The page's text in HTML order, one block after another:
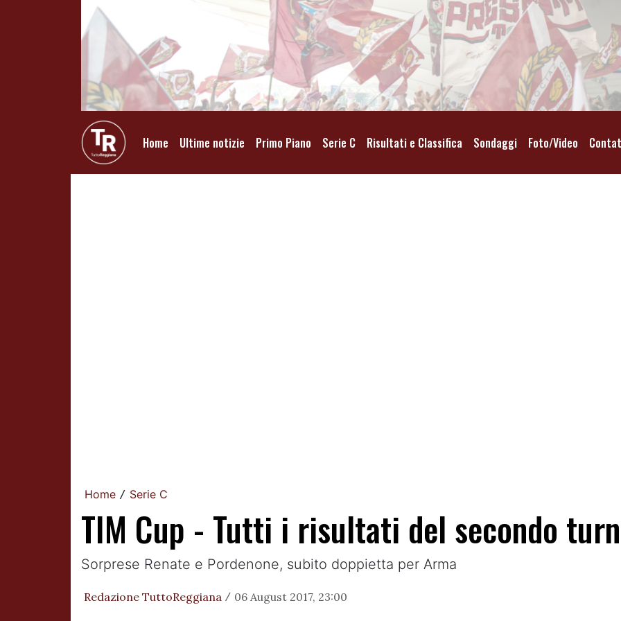
Home Ultime notizie Primo Piano Serie C Risultati e Classifica Sondaggi Foto/Video
Home / Serie C
TIM Cup - Tutti i risultati del secondo
Sorprese Renate e Pordenone, subito doppietta per Arma
Redazione TuttoReggiana / 06 August 2017, 23:00